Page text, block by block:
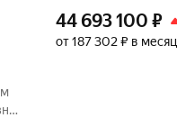
44 693 100 ₽
от 187 302 ₽ в месяц